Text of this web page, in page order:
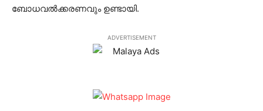
ബോധവല്‍ക്കരണവും ഉണ്ടായി.
ADVERTISEMENT